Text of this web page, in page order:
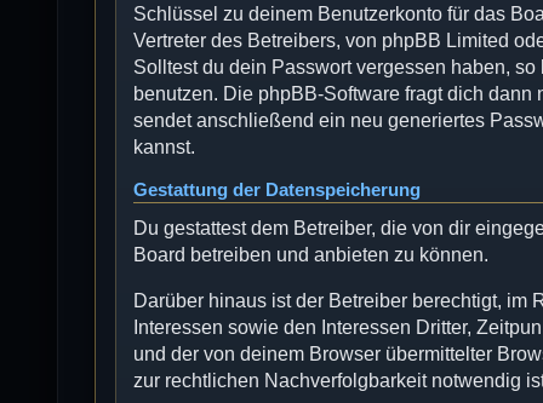
Schlüssel zu deinem Benutzerkonto für das
Vertreter des Betreibers, von phpBB Limited
Solltest du dein Passwort vergessen haben,
benutzen. Die phpBB-Software fragt dich
sendet anschließend ein neu generiertes
kannst.
Gestattung der Datenspeicherung
Du gestattest dem Betreiber, die von dir
Board betreiben und anbieten zu können.
Darüber hinaus ist der Betreiber berechtigt,
Interessen sowie den Interessen Dritter,
und der von deinem Browser übermittelter
zur rechtlichen Nachverfolgbarkeit notwendig